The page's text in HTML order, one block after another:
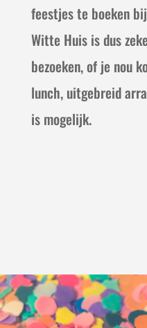
feestjes te boeken
Witte Huis is dus
bezoeken, of je nou
lunch, uitgebreid
is mogelijk.